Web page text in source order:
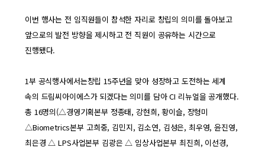
이번 행사는 전 임직원들이 참석한 자리로 창립의 의미를 돌아보고
앞으로의 발전 방향을 제시하고 전 직원이 공유하는 시간으로
진행됐다.
1부 공식행사에서는창립 15주년을 맞아 성장하고 도전하는 세계
속의 드림씨아이에스가 되겠다는 의미를 담아 CI 리뉴얼을 공개했다.
총 16명의(△경영기획본부 정종태, 강현희, 황이슬, 장형미
△Biometrics본부 고희중, 김민지, 김소연, 김성은, 최우영, 윤진영,
최은경 △ LPS사업본부 김광은 △ 임상사업본부 최진희, 이선경,